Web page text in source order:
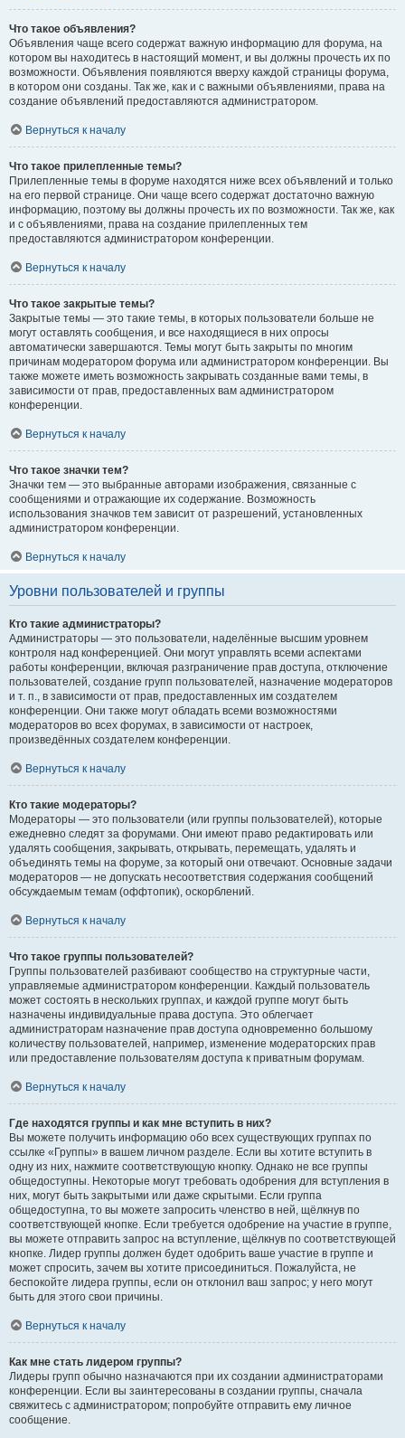
Что такое объявления?
Объявления чаще всего содержат важную информацию для форума, на
котором вы находитесь в настоящий момент, и вы должны прочесть их по
возможности. Объявления появляются вверху каждой страницы форума,
в котором они созданы. Так же, как и с важными объявлениями, права на
создание объявлений предоставляются администратором.
Вернуться к началу
Что такое прилепленные темы?
Прилепленные темы в форуме находятся ниже всех объявлений и только
на его первой странице. Они чаще всего содержат достаточно важную
информацию, поэтому вы должны прочесть их по возможности. Так же, как
и с объявлениями, права на создание прилепленных тем
предоставляются администратором конференции.
Вернуться к началу
Что такое закрытые темы?
Закрытые темы — это такие темы, в которых пользователи больше не
могут оставлять сообщения, и все находящиеся в них опросы
автоматически завершаются. Темы могут быть закрыты по многим
причинам модератором форума или администратором конференции. Вы
также можете иметь возможность закрывать созданные вами темы, в
зависимости от прав, предоставленных вам администратором
конференции.
Вернуться к началу
Что такое значки тем?
Значки тем — это выбранные авторами изображения, связанные с
сообщениями и отражающие их содержание. Возможность
использования значков тем зависит от разрешений, установленных
администратором конференции.
Вернуться к началу
Уровни пользователей и группы
Кто такие администраторы?
Администраторы — это пользователи, наделённые высшим уровнем
контроля над конференцией. Они могут управлять всеми аспектами
работы конференции, включая разграничение прав доступа, отключение
пользователей, создание групп пользователей, назначение модераторов
и т. п., в зависимости от прав, предоставленных им создателем
конференции. Они также могут обладать всеми возможностями
модераторов во всех форумах, в зависимости от настроек,
произведённых создателем конференции.
Вернуться к началу
Кто такие модераторы?
Модераторы — это пользователи (или группы пользователей), которые
ежедневно следят за форумами. Они имеют право редактировать или
удалять сообщения, закрывать, открывать, перемещать, удалять и
объединять темы на форуме, за который они отвечают. Основные задачи
модераторов — не допускать несоответствия содержания сообщений
обсуждаемым темам (оффтопик), оскорблений.
Вернуться к началу
Что такое группы пользователей?
Группы пользователей разбивают сообщество на структурные части,
управляемые администратором конференции. Каждый пользователь
может состоять в нескольких группах, и каждой группе могут быть
назначены индивидуальные права доступа. Это облегчает
администраторам назначение прав доступа одновременно большому
количеству пользователей, например, изменение модераторских прав
или предоставление пользователям доступа к приватным форумам.
Вернуться к началу
Где находятся группы и как мне вступить в них?
Вы можете получить информацию обо всех существующих группах по
ссылке «Группы» в вашем личном разделе. Если вы хотите вступить в
одну из них, нажмите соответствующую кнопку. Однако не все группы
общедоступны. Некоторые могут требовать одобрения для вступления в
них, могут быть закрытыми или даже скрытыми. Если группа
общедоступна, то вы можете запросить членство в ней, щёлкнув по
соответствующей кнопке. Если требуется одобрение на участие в группе,
вы можете отправить запрос на вступление, щёлкнув по соответствующей
кнопке. Лидер группы должен будет одобрить ваше участие в группе и
может спросить, зачем вы хотите присоединиться. Пожалуйста, не
беспокойте лидера группы, если он отклонил ваш запрос; у него могут
быть для этого свои причины.
Вернуться к началу
Как мне стать лидером группы?
Лидеры групп обычно назначаются при их создании администраторами
конференции. Если вы заинтересованы в создании группы, сначала
свяжитесь с администратором; попробуйте отправить ему личное
сообщение.